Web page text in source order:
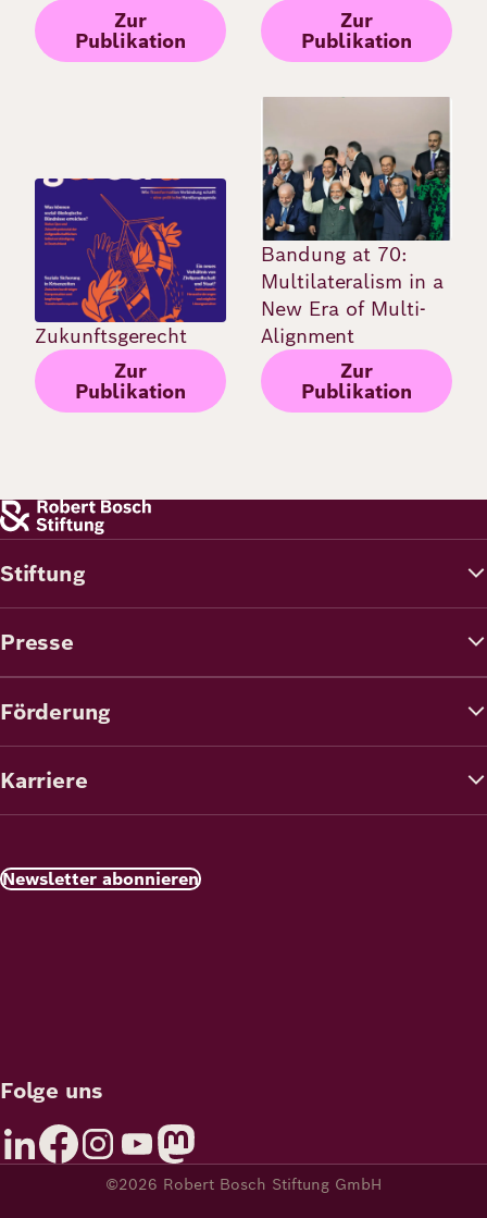
Zur
Publikation
Zur
Publikation
Bild
Zukunftsgerecht
Zur
Publikation
Bandung at 70:
Multilateralism in a
New Era of Multi-
Alignment
Zur
Publikation
Stiftung
Presse
Förderung
Karriere
Newsletter abonnieren
Folge uns
©2026 Robert Bosch Stiftung GmbH